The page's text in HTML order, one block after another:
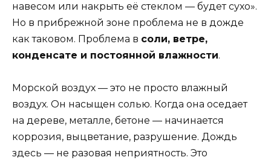
навесом или накрыть её стеклом — будет сухо».
Но в прибрежной зоне проблема не в дожде
как таковом. Проблема в соли, ветре,
конденсате и постоянной влажности.
Морской воздух — это не просто влажный
воздух. Он насыщен солью. Когда она оседает
на дереве, металле, бетоне — начинается
коррозия, выцветание, разрушение. Дождь
здесь — не разовая неприятность. Это